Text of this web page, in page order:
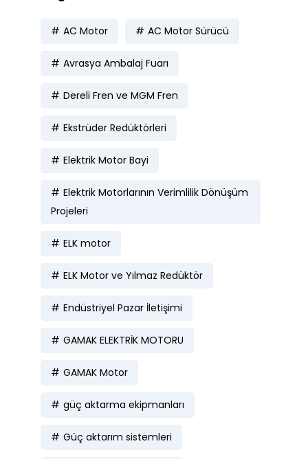
AC Motor AC Motor Sürücü
Avrasya Ambalaj Fuarı
Dereli Fren ve MGM Fren
Ekstrüder Redüktörleri
Elektrik Motor Bayi
Elektrik Motorlarının Verimlilik Dönüşüm
Projeleri
ELK motor
ELK Motor ve Yılmaz Redüktör
Endüstriyel Pazar İletişimi
GAMAK ELEKTRİK MOTORU
GAMAK Motor
güç aktarma ekipmanları
Güç aktarım sistemleri